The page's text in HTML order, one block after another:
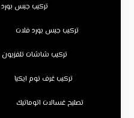
تركيب جبس
تركيب جبس بورد فلات
تركيب شاشات تلفزيون
تركيب غرف نوم ايكيا
تصليح غسالات اتوماتيك